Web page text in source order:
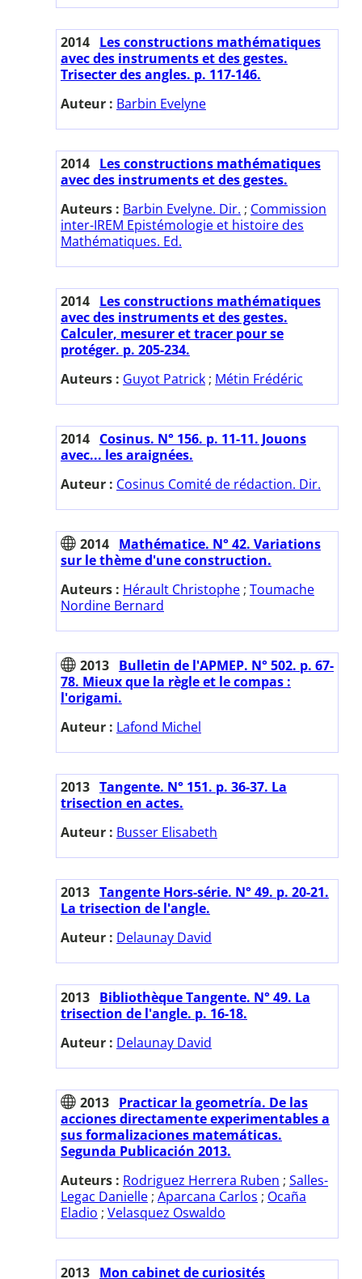
2014 Les constructions mathématiques
avec des instruments et des gestes.
Trisecter des angles. p. 117-146.
Auteur : Barbin Evelyne
2014 Les constructions mathématiques
avec des instruments et des gestes.
Auteurs : Barbin Evelyne. Dir. ; Commission
inter-IREM Epistémologie et histoire des
Mathématiques. Ed.
2014 Les constructions mathématiques
avec des instruments et des gestes.
Calculer, mesurer et tracer pour se
protéger. p. 205-234.
Auteurs : Guyot Patrick ; Métin Frédéric
2014 Cosinus. N° 156. p. 11-11. Jouons
avec... les araignées.
Auteur : Cosinus Comité de rédaction. Dir.
2014 Mathématice. N° 42. Variations
sur le thème d'une construction.
Auteurs : Hérault Christophe ; Toumache
Nordine Bernard
2013 Bulletin de l'APMEP. N° 502. p. 67-
78. Mieux que la règle et le compas :
l'origami.
Auteur : Lafond Michel
2013 Tangente. N° 151. p. 36-37. La
trisection en actes.
Auteur : Busser Elisabeth
2013 Tangente Hors-série. N° 49. p. 20-21.
La trisection de l'angle.
Auteur : Delaunay David
2013 Bibliothèque Tangente. N° 49. La
trisection de l'angle. p. 16-18.
Auteur : Delaunay David
2013 Practicar la geometría. De las
acciones directamente experimentables a
sus formalizaciones matemáticas.
Segunda Publicación 2013.
Auteurs : Rodriguez Herrera Ruben ; Salles-
Legac Danielle ; Aparcana Carlos ; Ocaña
Eladio ; Velasquez Oswaldo
2013 Mon cabinet de curiosités